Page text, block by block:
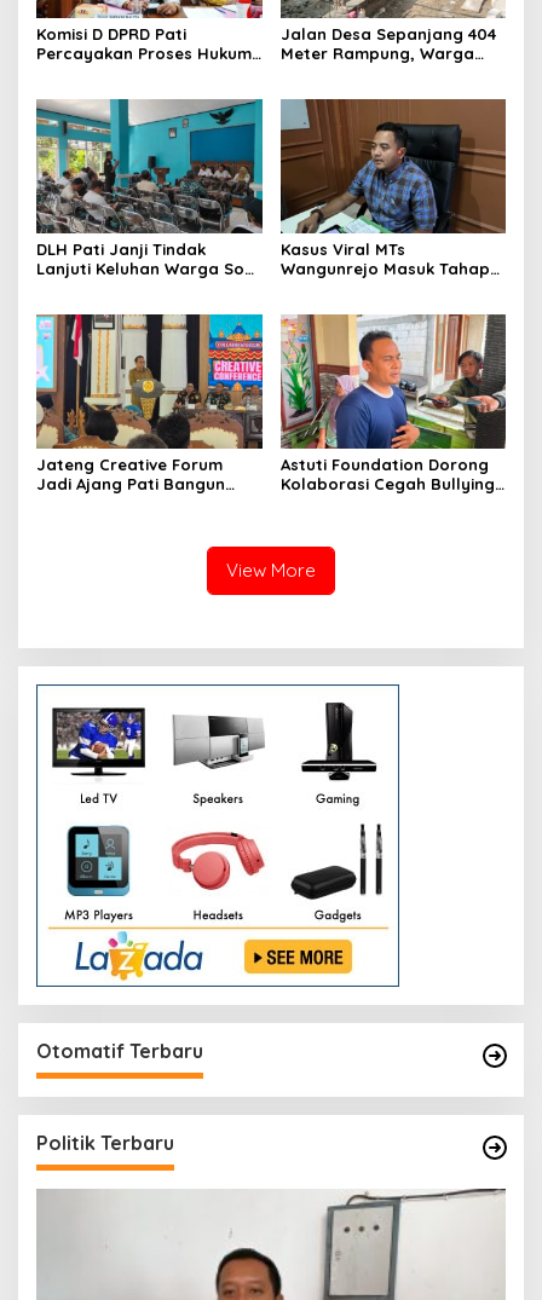
Komisi D DPRD Pati
Percayakan Proses Hukum
Jalan Desa Sepanjang 404
Meter Rampung, Warga
DLH Pati Janji Tindak
Lanjuti Keluhan Warga Soal
Kasus Viral MTs
Wangunrejo Masuk Tahap
Jateng Creative Forum
Jadi Ajang Pati Bangun
Astuti Foundation Dorong
Kolaborasi Cegah Bullying
View More
Otomatif Terbaru
Politik Terbaru